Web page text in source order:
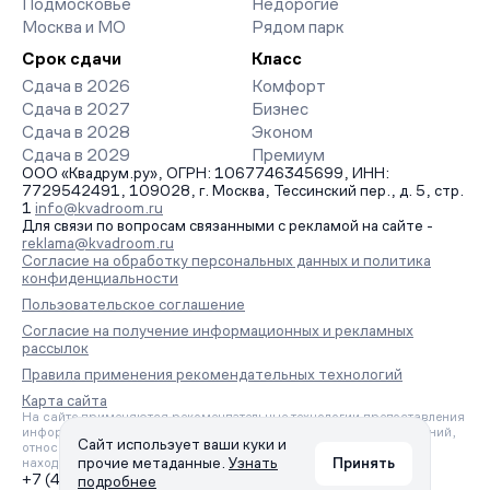
Подмосковье
Москва и МО
Недорогие
Рядом парк
Срок сдачи
Сдача в 2026
Сдача в 2027
Сдача в 2028
Сдача в 2029
Класс
Комфорт
Бизнес
Эконом
Премиум
ООО «Квадрум.ру», ОГРН: 1067746345699, ИНН:
7729542491, 109028, г. Москва, Тессинский пер., д. 5, стр.
1 info@kvadroom.ru
Для связи по вопросам связанными с рекламой на сайте -
reklama@kvadroom.ru
Согласие на обработку персональных данных и политика
конфиденциальности
Пользовательское соглашение
Согласие на получение информационных и рекламных
рассылок
Правила применения рекомендательных технологий
Карта сайта
На сайте применяются рекомендательные технологии предоставления
информации на основе сбора, систематизации и анализа сведений,
относящихся к предпочтениям пользователей сети «Интернет»,
находящихся на территории Российской Федерации.
+7 (495) 157-88-80
Сайт использует ваши куки и
прочие метаданные. Узнать
подробнее
Принять